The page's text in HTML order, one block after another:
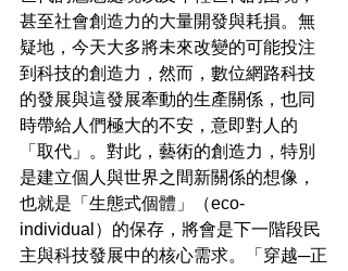
甚至社會創造力的大量開發與耗損。無
疑地，今天大多將未來改變的可能投注
到科技的創造力，然而，數位網路科技
的發展與這發展牽動的生產關係，也同
時帶給人們極大的不安，意即對人的
「取代」。對此，藝術的創造力，特別
是建立個人與世界之間新關係的想像，
也就是「生態式個體」（eco-
individual）的保存，將會是下一階段民
主與科技發展中的核心需求。「穿越─正